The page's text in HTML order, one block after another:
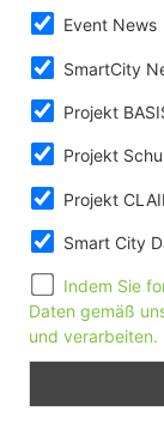
Event News
SmartCity
Projekt
Projekt
Projekt
Smart City
Indem Sie
Daten gemäß
und verarbeiten.